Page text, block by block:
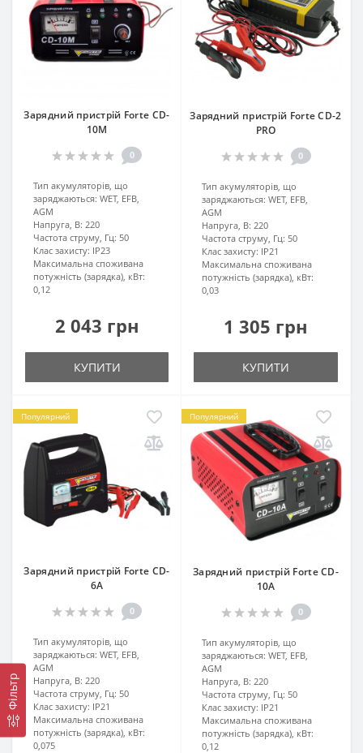
Фільтр
Зарядний пристрій Forte CD-
10M
0
Тип акумуляторів, що
заряджаються: WET, EFB,
AGM
Напруга, В: 220
Частота струму, Гц: 50
Клас захисту: IP23
Максимальна споживана
потужність (зарядка), кВт:
0,12
2 043 грн
КУПИТИ
Зарядний пристрій Forte CD-2
PRO
0
Тип акумуляторів, що
заряджаються: WET, EFB,
AGM
Напруга, В: 220
Частота струму, Гц: 50
Клас захисту: IP21
Максимальна споживана
потужність (зарядка), кВт:
0,03
1 305 грн
КУПИТИ
Популярний
Зарядний пристрій Forte CD-
6A
0
Тип акумуляторів, що
заряджаються: WET, EFB,
AGM
Напруга, В: 220
Частота струму, Гц: 50
Клас захисту: IP21
Максимальна споживана
потужність (зарядка), кВт:
0,075
Популярний
Зарядний пристрій Forte CD-
10A
0
Тип акумуляторів, що
заряджаються: WET, EFB,
AGM
Напруга, В: 220
Частота струму, Гц: 50
Клас захисту: IP21
Максимальна споживана
потужність (зарядка), кВт:
0,12